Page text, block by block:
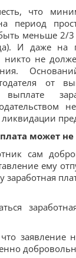
что
период
меньше 2/3
И даже на
не
от
может
сам
ему
заработная
заявление